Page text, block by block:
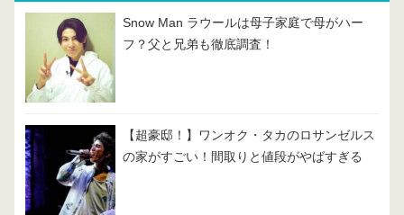
Snow Man ラウールは母子家庭で母がハー
フ？父と兄弟も徹底調査！
【超豪邸！】ワンオク・タカのロサンゼルス
の家がすごい！間取りと値段がやばすぎる